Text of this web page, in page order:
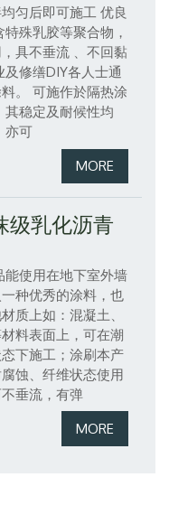
匀后即可施工优良
殊乳胶等聚合物，
具不垂流 、不回黏
及修缮DIY各人士通
。
可施作於隔热涂
其稳定及耐候性均
亦可
级乳化沥青
能使用在地下室外墙
种优秀的涂料，也
质上如：混凝土、
料表面上，可在潮
下施工；涂刷本产
蚀、纤维状态使用
垂流，有弹